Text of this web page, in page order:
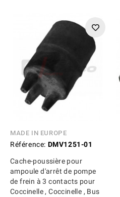
MADE IN EUROPE
Référence: DMV1251-01
Cache-poussière pour
ampoule d'arrêt de pompe
de frein à 3 contacts pour
Coccinelle , Coccinelle , Bus